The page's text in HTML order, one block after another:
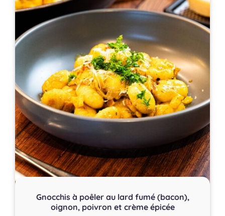
Gnocchis à poêler au lard fumé (bacon),
oignon, poivron et crème épicée